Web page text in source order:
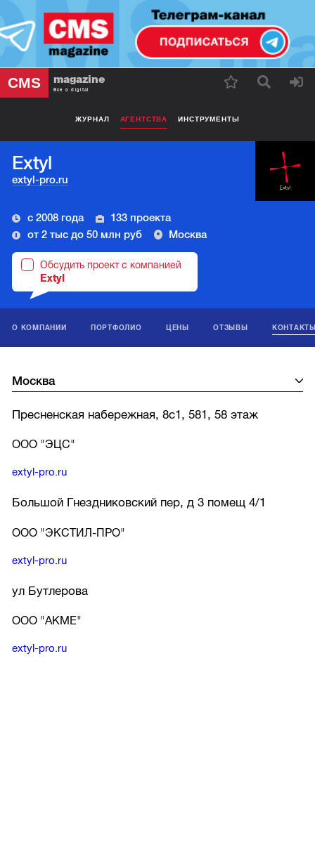
CMS magazine
Все о digital
ЖУРНАЛ АГЕНТСТВА ИНСТРУМЕНТЫ
Extyl
extyl-pro.ru
с 2008 года
133 проекта
от 2 тыс до 50 млн руб
Москва
Обсудить проект с компанией
Extyl
О КОМПАНИИ ПОРТФОЛИО ЦЕНЫ ОТЗЫВЫ
Пресненская набережная, 8с1, 581, 58 этаж
ООО "ЭЦС"
extyl-pro.ru
Большой Гнездниковский пер, д 3 помещ 4/1
ООО "ЭКСТИЛ-ПРО"
extyl-pro.ru
ул Бутлерова
ООО "АКМЕ"
extyl-pro.ru